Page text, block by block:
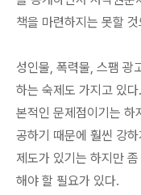
책을 마련하지는 못할
성인물, 폭력물, 스팸
하는 숙제 도 가지고 있
본적인 문제점이기는
공하기 때문에 훨씬 강
제도가 있기는 하지만
해야 할 필요가 있다.